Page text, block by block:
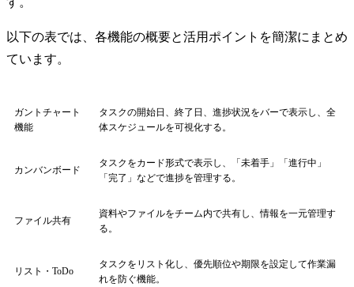
以下の表では、各機能の概要と活用ポイントを簡潔にまとめ
ています。
ガントチャート
機能
タスクの開始日、終了日、進捗状況をバーで表示し、全
体スケジュールを可視化する。
カンバンボード
タスクをカード形式で表示し、「未着手」「進行中」
「完了」などで進捗を管理する。
ファイル共有
資料やファイルをチーム内で共有し、情報を一元管理す
る。
リスト・ToDo
タスクをリスト化し、優先順位や期限を設定して作業漏
れを防ぐ機能。